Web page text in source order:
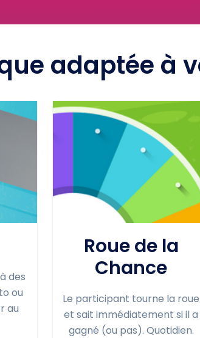
adaptée à
des
ou
au
Roue de la
Chance
Le participant tourne la roue
et sait immédiatement si il a
gagné (ou pas). Quotidien.